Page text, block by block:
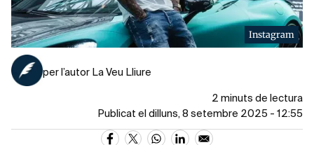
Instagram
per l’autor La Veu Lliure
2 minuts de lectura
Publicat el dilluns, 8 setembre 2025 - 12:55